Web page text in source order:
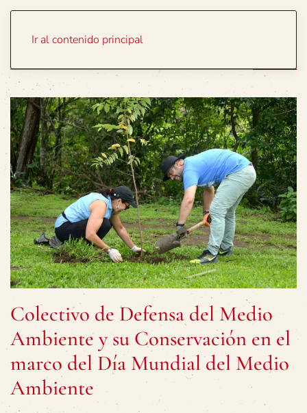
Ir al contenido principal
Colectivo de Defensa del Medio
Ambiente y su Conservación en el
marco del Día Mundial del Medio
Ambiente